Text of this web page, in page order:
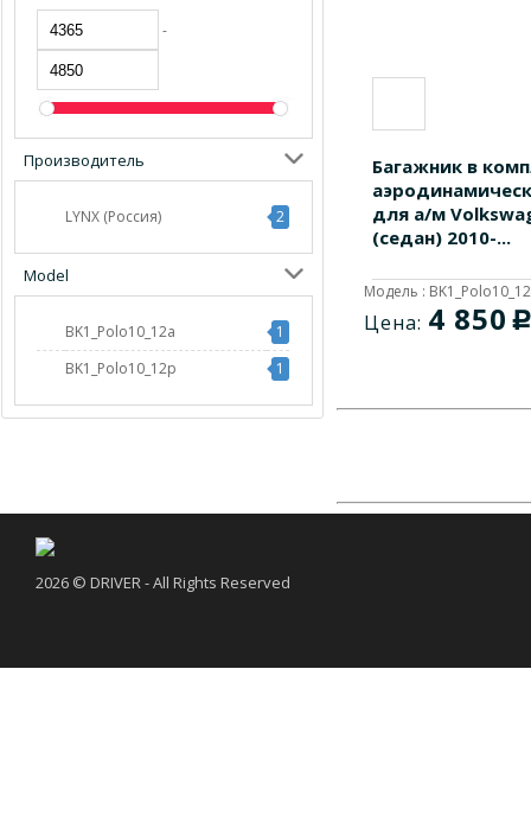
-
Производитель
LYNX (Россия) 2
Model
BK1_Polo10_12a
1
BK1_Polo10_12p
1
Багажник в
для а/м
(седан) 2010-...
Цена: 4 850
Модель :
2026 © DRIVER - All Rights Reserved